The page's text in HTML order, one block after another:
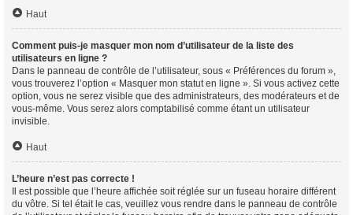
Haut
Comment puis-je masquer mon nom d’utilisateur de la liste des
utilisateurs en ligne ?
Dans le panneau de contrôle de l’utilisateur, sous « Préférences du forum »,
vous trouverez l’option « Masquer mon statut en ligne ». Si vous activez cette
option, vous ne serez visible que des administrateurs, des modérateurs et de
vous-même. Vous serez alors comptabilisé comme étant un utilisateur
invisible.
Haut
L’heure n’est pas correcte !
Il est possible que l’heure affichée soit réglée sur un fuseau horaire différent
du vôtre. Si tel était le cas, veuillez vous rendre dans le panneau de contrôle